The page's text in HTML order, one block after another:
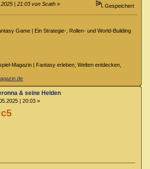
| 21:03 von Scath » Gespeichert
Game | Ein Strategie-, Rollen- und World-Building
Magazin | Fantasy erleben, Welten entdecken,
& seine Helden
| 20:03 »